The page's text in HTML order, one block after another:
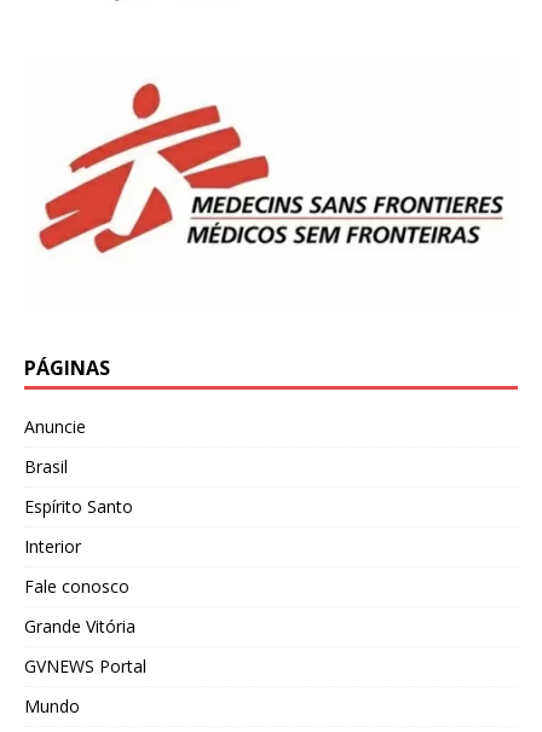
PÁGINAS
Anuncie
Brasil
Espírito Santo
Interior
Fale conosco
Grande Vitória
GVNEWS Portal
Mundo